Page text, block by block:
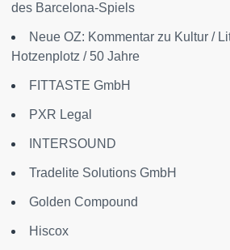
des Barcelona-Spiels
Neue OZ: Kommentar zu Kultur /
Hotzenplotz / 50 Jahre
FITTASTE GmbH
PXR Legal
INTERSOUND
Tradelite Solutions GmbH
Golden Compound
Hiscox